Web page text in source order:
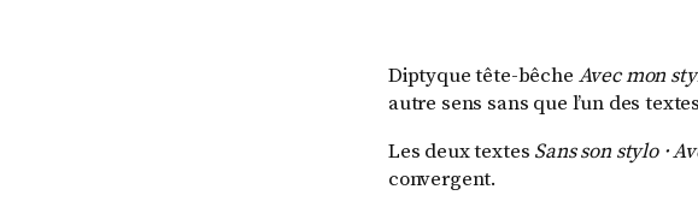
Diptyque tête-bêche Avec mon
autre sens sans que l’un des
Les deux textes Sans son stylo ·
convergent.